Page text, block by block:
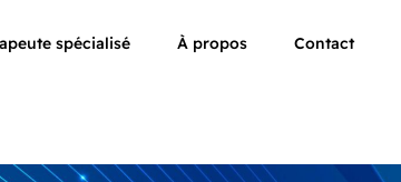
spécialisé À propos Contact